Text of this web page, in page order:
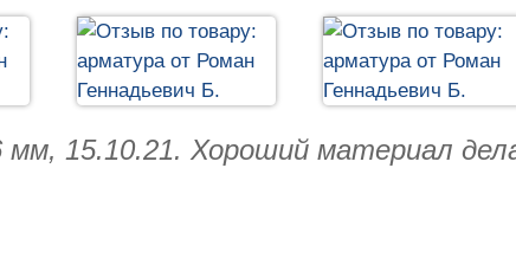
15.10.21. Хороший материал